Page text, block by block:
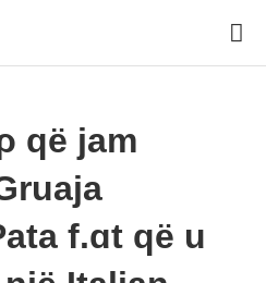
që jam
f.ɑt që u